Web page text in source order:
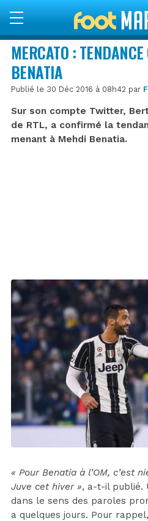
MERCATO :
BENATIA
Publié le 30 Déc 2016 à 08h42 par
Sur son compte Twitter,
de RTL, a confirmé la
menant à Mehdi Benatia.
« Pour Benatia à l’OM, c’est
Juve cet hiver », a-t-il publié.
dans le sens des paroles
a quelques jours. Pour